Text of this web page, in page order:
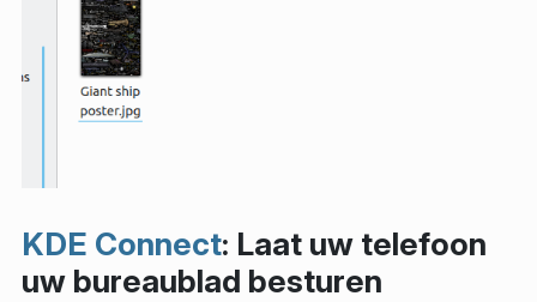
KDE Connect: Laat uw telefoon
uw bureaublad besturen